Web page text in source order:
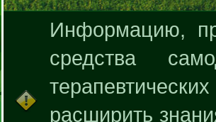
Информацию,
средства
расширить